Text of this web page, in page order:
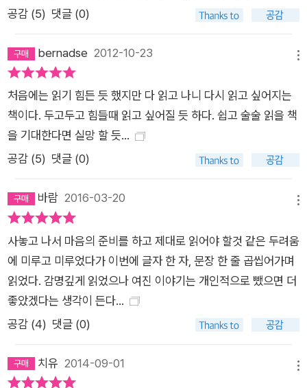
공감 (5) 댓글 (0)
bernadse 2012-10-23
처음에는 읽기 힘든 듯 했지만 다 읽고 나니 다시 읽고 싶어지는
책이다. 두고두고 힘들때 읽고 싶어질 듯 하다. 쉽고 술술 읽을 책
을 기대한다면 실망 할 듯...
공감 (5) 댓글 (0)
바람 2016-03-20
사놓고 나서 마음의 준비를 하고 제대로 읽어야 할것 같은 두려움
에 미루고 미루었다가 이번에 글자 한 자, 문장 한 줄 곱씹어가며
읽었다. 감명깊게 읽었으나 여진 이야기는 개인적으로 뺐으면 더
좋았겠다는 생각이 든다...
공감 (4) 댓글 (0)
치유 2014-09-01